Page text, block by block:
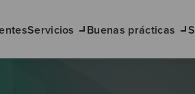
Servicios Buenas prácticas